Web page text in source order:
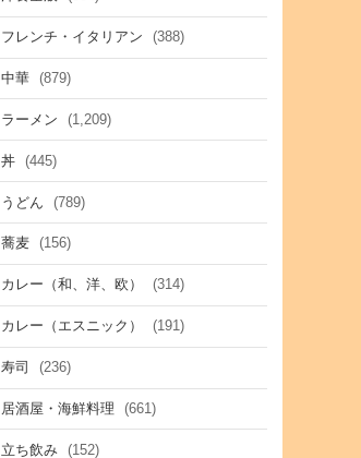
フレンチ・イタリアン (388)
中華 (879)
ラーメン (1,209)
丼 (445)
うどん (789)
蕎麦 (156)
カレー（和、洋、欧） (314)
カレー（エスニック） (191)
寿司 (236)
居酒屋・海鮮料理 (661)
立ち飲み (152)